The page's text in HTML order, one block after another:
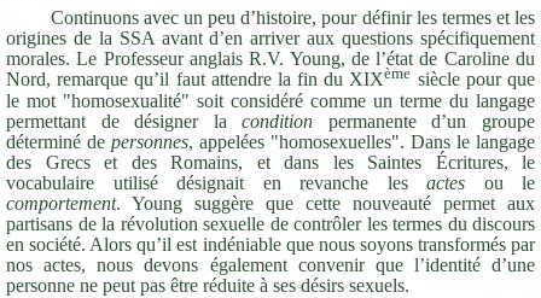
Continuons avec un peu d’histoire, pour définir les termes et les
origines de la SSA avant d’en arriver aux questions spécifiquement
morales. Le Professeur anglais R.V. Young, de l’état de Caroline du
Nord, remarque qu’il faut attendre la fin du XIXème siècle pour que
le mot "homosexualité" soit considéré comme un terme du langage
permettant de désigner lacondition permanente d’un groupe
déterminé de personnes, appelées "homosexuelles". Dans le langage
des Grecs et des Romains, et dans les Saintes Écritures, le
vocabulaire utilisé désignait en revanche les actes ou le
comportement. Young suggère que cette nouveauté permet aux
partisans de la révolution sexuelle de contrôler les termes du discours
en société. Alors qu’il est indéniable que nous soyons transformés par
nos actes, nous devons également convenir que l’identité d’une
personne ne peut pas être réduite à ses désirs sexuels.